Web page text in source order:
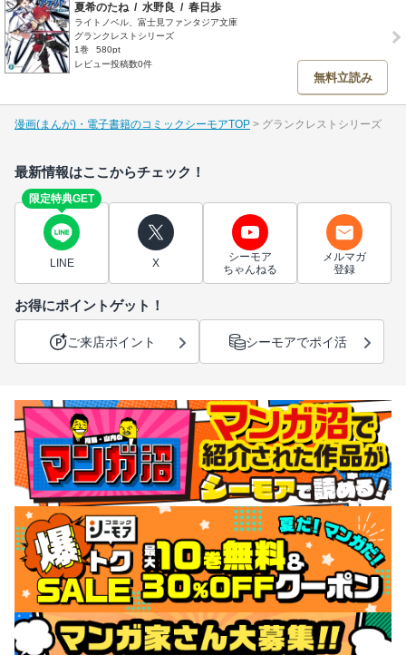
夏希のたね / 水野良 / 春日歩
ライトノベル、富士見ファンタジア文庫
グランクレストシリーズ
1巻
580pt
レビュー投稿数0件
無料立読み
漫画(まんが)・電子書籍のコミックシーモアTOP グランクレストシリーズ
最新情報はここからチェック！
限定特典GET
LINE X
シーモア
ちゃんねる
メルマガ
登録
お得にポイントゲット！
ご来店ポイント シーモアでポイ活